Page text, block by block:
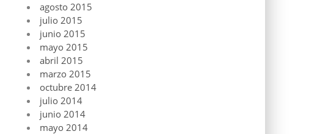
agosto 2015
julio 2015
junio 2015
mayo 2015
abril 2015
marzo 2015
octubre 2014
julio 2014
junio 2014
mayo 2014